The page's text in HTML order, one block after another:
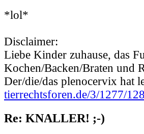
*lol*
Disclaimer:
Liebe Kinder zuhause, das
Kochen/Backen/Braten und
Der/die/das plenocervix hat
tierrechtsforen.de/3/1277/
Re: KNALLER! ;-)